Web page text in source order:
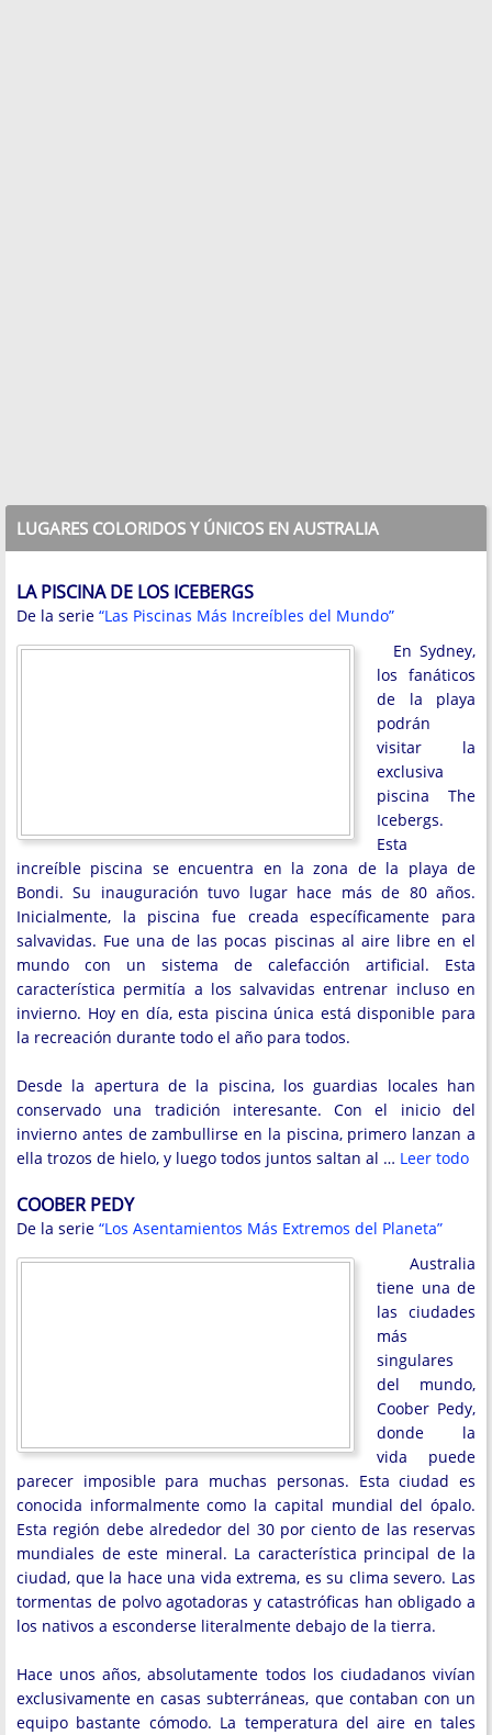
LUGARES COLORIDOS Y ÚNICOS EN AUSTRALIA
LA PISCINA DE LOS ICEBERGS
De la serie “Las Piscinas Más Increíbles del Mundo”
En Sydney,
los fanáticos
de la playa
podrán
visitar la
exclusiva
piscina The
Icebergs.
Esta
increíble piscina se encuentra en la zona de la playa de
Bondi. Su inauguración tuvo lugar hace más de 80 años.
Inicialmente, la piscina fue creada específicamente para
salvavidas. Fue una de las pocas piscinas al aire libre en el
mundo con un sistema de calefacción artificial. Esta
característica permitía a los salvavidas entrenar incluso en
invierno. Hoy en día, esta piscina única está disponible para
la recreación durante todo el año para todos.
Desde la apertura de la piscina, los guardias locales han
conservado una tradición interesante. Con el inicio del
invierno antes de zambullirse en la piscina, primero lanzan a
ella trozos de hielo, y luego todos juntos saltan al … Leer todo
COOBER PEDY
De la serie “Los Asentamientos Más Extremos del Planeta”
Australia
tiene una de
las ciudades
más
singulares
del mundo,
Coober Pedy,
donde la
vida puede
parecer imposible para muchas personas. Esta ciudad es
conocida informalmente como la capital mundial del ópalo.
Esta región debe alrededor del 30 por ciento de las reservas
mundiales de este mineral. La característica principal de la
ciudad, que la hace una vida extrema, es su clima severo. Las
tormentas de polvo agotadoras y catastróficas han obligado a
los nativos a esconderse literalmente debajo de la tierra.
Hace unos años, absolutamente todos los ciudadanos vivían
exclusivamente en casas subterráneas, que contaban con un
equipo bastante cómodo. La temperatura del aire en tales